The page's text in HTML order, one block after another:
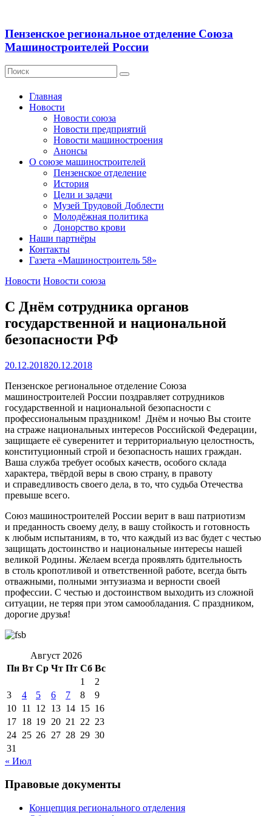
Пензенское региональное отделение Союза
Машиностроителей России
Главная
Новости
Новости союза
Новости предприятий
Новости машиностроения
Анонсы
О союзе машиностроителей
Пензенское отделение
История
Цели и задачи
Музей Трудовой Доблести
Молодёжная политика
Донорство крови
Наши партнёры
Контакты
Газета «Машиностроитель 58»
Новости Новости союза
С Днём сотрудника органов
государственной и национальной
безопасности РФ
20.12.201820.12.2018
Пензенское региональное отделение Союза
машиностроителей России поздравляет сотрудников
государственной и национальной безопасности с
профессиональным праздником! Днём и ночью Вы стоите
на страже национальных интересов Российской Федерации,
защищаете её суверенитет и территориальную целостность,
конституционный строй и безопасность наших граждан.
Ваша служба требует особых качеств, особого склада
характера, твёрдой веры в свою страну, в правоту
и справедливость своего дела, в то, что судьба Отечества
превыше всего.
Союз машиностроителей России верит в ваш патриотизм
и преданность своему делу, в вашу стойкость и готовность
к любым испытаниям, в то, что каждый из вас будет с честью
защищать достоинство и национальные интересы нашей
великой Родины. Желаем всегда проявлять бдительность
в столь кропотливой и ответственной работе, всегда быть
отважными, полными энтузиазма и верности своей
профессии. С честью и достоинством выходить из сложной
ситуации, не теряя при этом самообладания. С праздником,
дорогие друзья!
Август 2026
Пн Вт Ср Чт Пт Сб Вс
1
2
3
4 5 6 7 8
9
10 11 12 13 14 15 16
17 18 19 20 21 22 23
24 25 26 27 28 29 30
31
« Июл
Правовые документы
Концепция регионального отделения